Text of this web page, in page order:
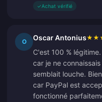
✓Achat vérifié
O Oscar Antonius★ ★
C'est 100 %
car je ne
semblait louche.
car PayPal est
fonctionné